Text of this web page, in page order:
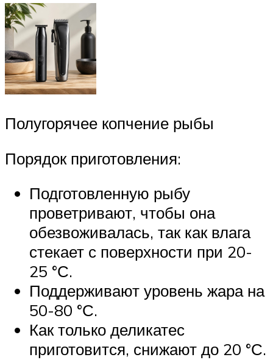
Полугорячее копчение рыбы
Порядок приготовления:
Подготовленную рыбу
проветривают, чтобы она
обезвоживалась, так как влага
стекает с поверхности при 20-
25 °С.
Поддерживают уровень жара на
50-80 °С.
Как только деликатес
приготовится, снижают до 20 °С.